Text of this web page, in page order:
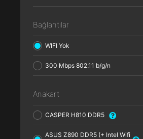
Bağlantılar
WIFI Yok
300 Mbps 802.11 b/g/n
Anakart
CASPER H810 DDR5
ASUS Z890 DDR5 (+ Intel Wifi